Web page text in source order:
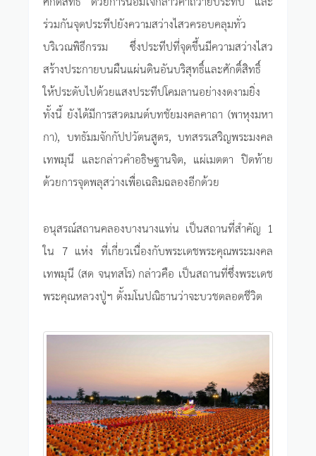
ร่วมกันจุดประทีปยังความสว่างไสวครอบคลุมทั่ว
บริเวณพิธีกรรม ซึ่งประทีปที่จุดขึ้นมีความสว่างไสว
สร้างประกายบนผืนแผ่นดินอันบริสุทธิ์และศักดิ์สิทธิ์
ให้ประดับไปด้วยแสงประทีปโคมลานอย่างงดงามยิ่ง
ทั้งนี้ ยังได้มีการสวดมนต์บทชัยมงคลคาถา (พาหุงมหา
กา), บทธัมมจักกัปปวัตนสูตร, บทสรรเสริญพระมงคล
เทพมุนี และกล่าวคำอธิษฐานจิต, แผ่เมตตา ปิดท้าย
ด้วยการจุดพลุสว่างเพื่อเฉลิมฉลองอีกด้วย
อนุสรณ์สถานคลองบางนางแท่น เป็นสถานที่สำคัญ 1
ใน 7 แห่ง ที่เกี่ยวเนื่องกับพระเดชพระคุณพระมงคล
เทพมุนี (สด จนฺทสโร) กล่าวคือ เป็นสถานที่ซึ่งพระเดช
พระคุณหลวงปู่ฯ ตั้งมโนปณิธานว่าจะบวชตลอดชีวิต